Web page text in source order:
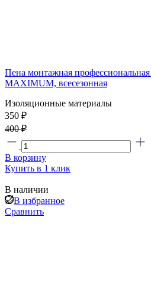
Пена монтажная
MAXIMUM, всесезонная
Изоляционные материалы
350 ₽
400 ₽
В корзину
Купить в 1 клик
В наличии
В избранное
Сравнить